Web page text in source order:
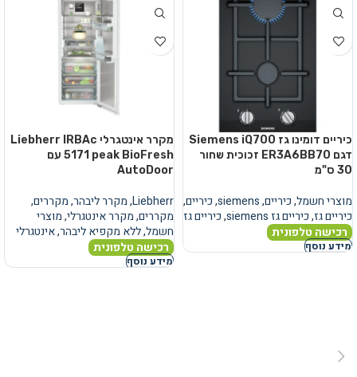
כיריים דומינו גז Siemens iQ700
דגם ER3A6BB70 זכוכית שחור
30 ס"מ
מוצרי חשמל,כיריים,
siemens
,כיריים,
כיריים גז,כיריים גז siemens ,כיריים גז
רכישה טלפונית
מידע נוסף
מקרר אינטגרלי Liebherr IRBAc
5171 peak BioFresh עם
AutoDoor
Liebherr
,מקרר ליבהר,מקררים,
מקררים,מקרר אינטגרלי,מוצרי
חשמל,ללא מקפיא ליבהר,אינטגרלי
רכישה טלפונית
מידע נוסף